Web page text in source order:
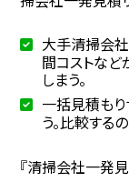
大手清掃会社
間コストなど
しまう。
一括見積もり
う。比較する
『清掃会社一発